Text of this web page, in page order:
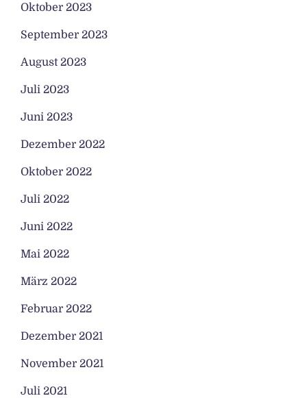
Oktober 2023
September 2023
August 2023
Juli 2023
Juni 2023
Dezember 2022
Oktober 2022
Juli 2022
Juni 2022
Mai 2022
März 2022
Februar 2022
Dezember 2021
November 2021
Juli 2021